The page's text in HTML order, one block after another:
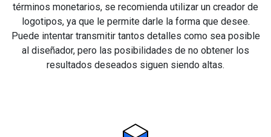
términos monetarios, se recomienda utilizar un creador de
logotipos, ya que le permite darle la forma que desee.
Puede intentar transmitir tantos detalles como sea posible
al diseñador, pero las posibilidades de no obtener los
resultados deseados siguen siendo altas.